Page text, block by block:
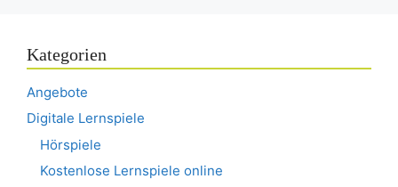
Kategorien
Angebote
Digitale Lernspiele
Hörspiele
Kostenlose Lernspiele online